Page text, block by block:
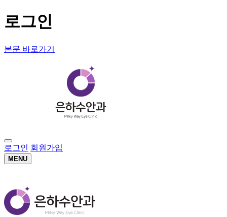
로그인
본문 바로가기
로그인 회원가입
MENU